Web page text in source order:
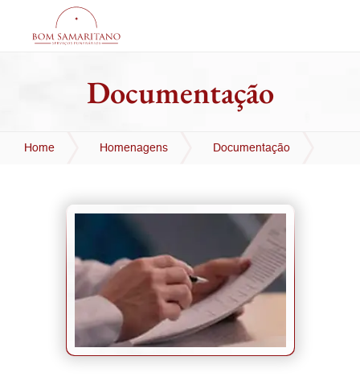
Documentação
Home Homenagens Documentação